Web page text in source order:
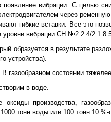
вибрации. С целью
через
гибкие вставки. Все это
уровни вибрации СН №2.2.4/
образуется в результате
устройства).
газообразном состоянии
в воде.
производства,
тонн воды или 100 тонн 10 %-